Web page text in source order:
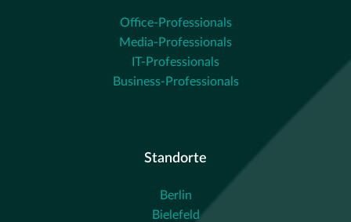
Office-Professionals
Media-Professionals
IT-Professionals
Business-Professionals
Standorte
Berlin
Bielefeld